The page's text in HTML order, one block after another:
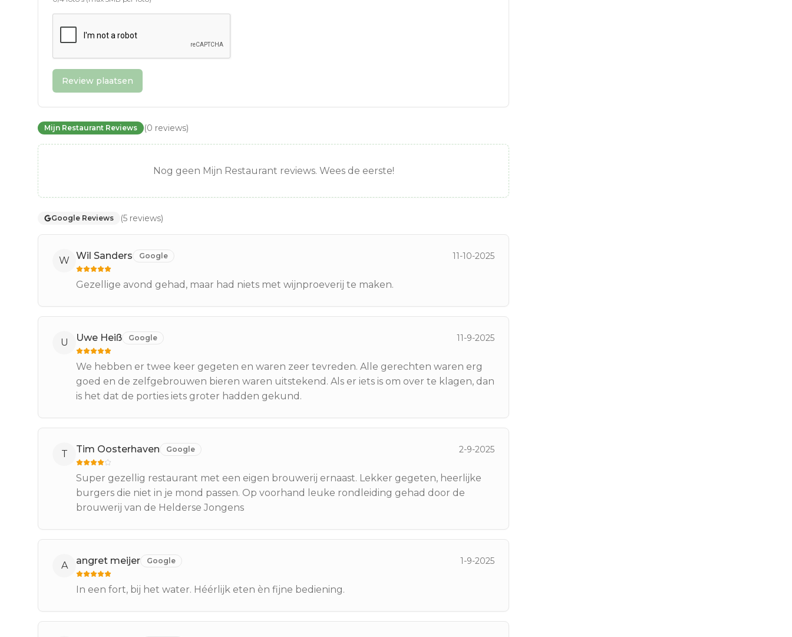
Review plaatsen
Mijn Restaurant Reviews (0 reviews)
Nog geen Mijn Restaurant reviews. Wees de eerste!
Google Reviews (5 reviews)
W Wil Sanders Google 11-10-2025
Gezellige avond gehad, maar had niets met wijnproeverij te maken.
U Uwe Heiß Google 11-9-2025
We hebben er twee keer gegeten en waren zeer tevreden. Alle gerechten waren erg
goed en de zelfgebrouwen bieren waren uitstekend. Als er iets is om over te klagen, dan
is het dat de porties iets groter hadden gekund.
T Tim Oosterhaven Google 2-9-2025
Super gezellig restaurant met een eigen brouwerij ernaast. Lekker gegeten, heerlijke
burgers die niet in je mond passen. Op voorhand leuke rondleiding gehad door de
brouwerij van de Helderse Jongens
A angret meijer Google 1-9-2025
In een fort, bij het water. Héérlijk eten èn fijne bediening.